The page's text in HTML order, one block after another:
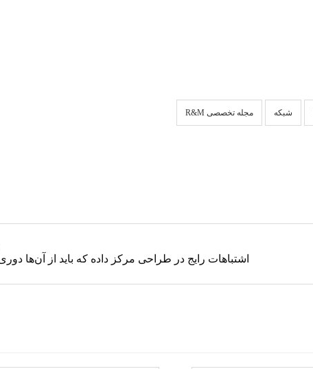
شبکه مجله تخصصی R&M
اشتباهات رایج در طراحی مرکز داده که باید از آن‌ها